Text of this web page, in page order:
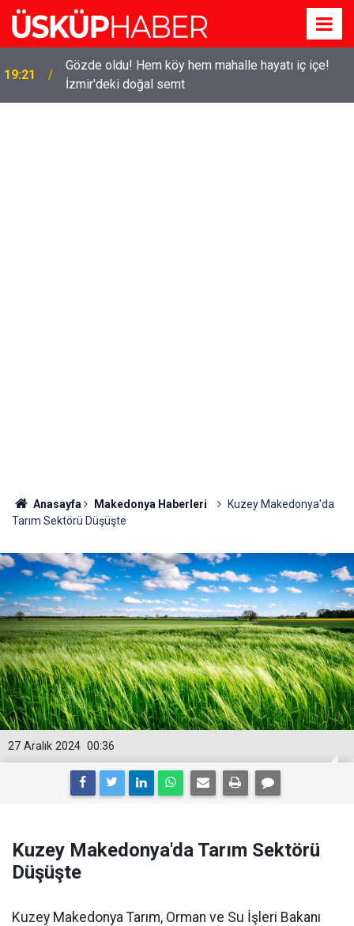
19:21
Gözde oldu! Hem köy hem mahalle hayatı iç içe!
İzmir'deki doğal semt
Anasayfa Makedonya Haberleri
Kuzey Makedonya'da
Tarım Sektörü Düşüşte
00:36
27 Aralık 2024
Kuzey Makedonya'da Tarım Sektörü
Düşüşte
Kuzey Makedonya Tarım, Orman ve Su İşleri Bakanı